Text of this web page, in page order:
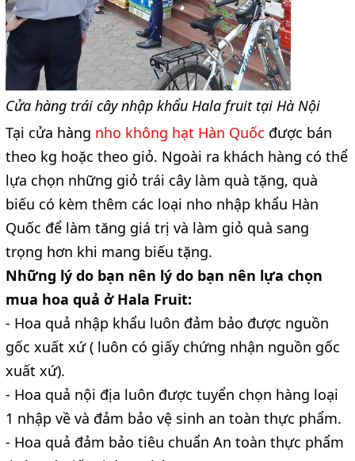
Cửa hàng trái cây nhập khẩu Hala fruit tại Hà Nội
Tại cửa hàng nho không hạt Hàn Quốc được bán
theo kg hoặc theo giỏ. Ngoài ra khách hàng có thể
lựa chọn những giỏ trái cây làm quà tặng, quà
biếu có kèm thêm các loại nho nhập khẩu Hàn
Quốc để làm tăng giá trị và làm giỏ quà sang
trọng hơn khi mang biếu tặng.
Những lý do bạn nên lý do bạn nên lựa chọn
mua hoa quả ở Hala Fruit:
- Hoa quả nhập khẩu luôn đảm bảo được nguồn
gốc xuất xứ ( luôn có giấy chứng nhận nguồn gốc
xuất xứ).
- Hoa quả nội địa luôn được tuyển chọn hàng loại
1 nhập về và đảm bảo vệ sinh an toàn thực phẩm.
- Hoa quả đảm bảo tiêu chuẩn An toàn thực phẩm